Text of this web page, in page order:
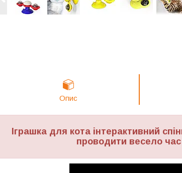
Опис
Іграшка для кота інтерактивний
проводити весело